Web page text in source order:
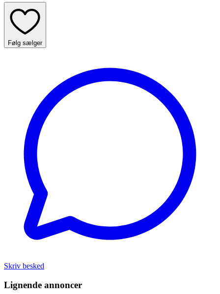
Følg sælger
Skriv besked
Lignende annoncer